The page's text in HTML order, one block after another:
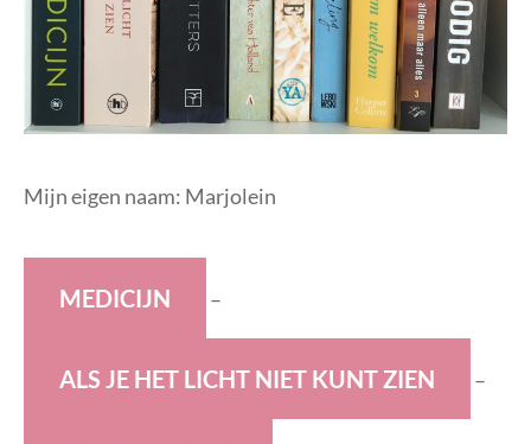
Mijn eigen naam: Marjolein
MEDICIJN –
ALS JE HET LICHT NIET KUNT ZIEN –